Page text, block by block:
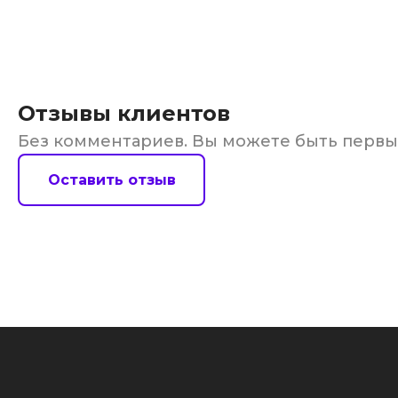
Отзывы клиентов
Без комментариев. Вы можете быть
Оставить отзыв